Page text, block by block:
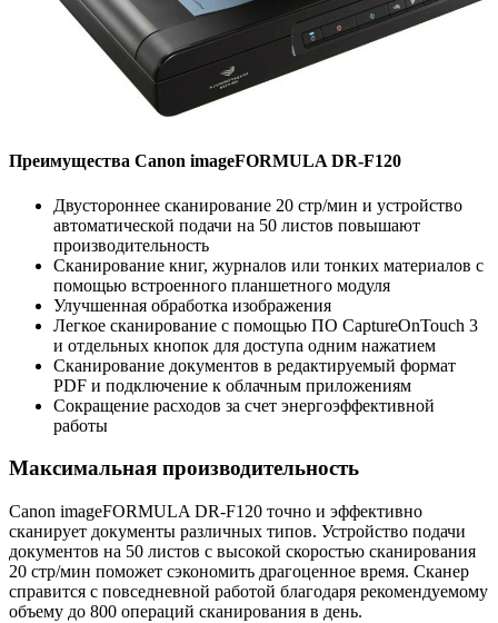
Преимущества Canon imageFORMULA DR-F120
Двустороннее сканирование 20 стр/мин и устройство
автоматической подачи на 50 листов повышают
производительность
Сканирование книг, журналов или тонких материалов с
помощью встроенного планшетного модуля
Улучшенная обработка изображения
Легкое сканирование с помощью ПО CaptureOnTouch 3
и отдельных кнопок для доступа одним нажатием
Сканирование документов в редактируемый формат
PDF и подключение к облачным приложениям
Сокращение расходов за счет энергоэффективной
работы
Максимальная производительность
Canon imageFORMULA DR-F120 точно и эффективно
сканирует документы различных типов. Устройство подачи
документов на 50 листов с высокой скоростью сканирования
20 стр/мин поможет сэкономить драгоценное время. Сканер
справится с повседневной работой благодаря рекомендуемому
объему до 800 операций сканирования в день.